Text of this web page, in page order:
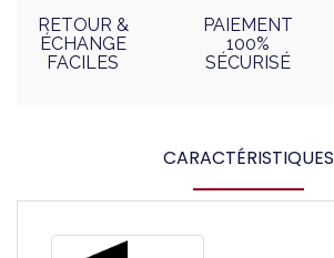
RETOUR &
ÉCHANGE
FACILES
PAIEMENT
100%
SÉCURISÉ
CARACTÉRISTIQUES